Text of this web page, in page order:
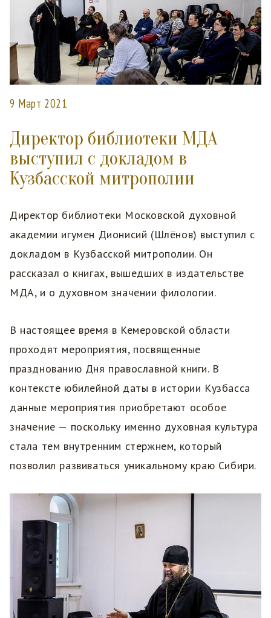
9 Март 2021
Директор библиотеки МДА
выступил с докладом в
Кузбасской митрополии
Директор библиотеки Московской духовной
академии игумен Дионисий (Шлëнов) выступил с
докладом в Кузбасской митрополии. Он
рассказал о книгах, вышедших в издательстве
МДА, и о духовном значении филологии.
В настоящее время в Кемеровской области
проходят мероприятия, посвященные
празднованию Дня православной книги. В
контексте юбилейной даты в истории Кузбасса
данные мероприятия приобретают особое
значение — поскольку именно духовная культура
стала тем внутренним стержнем, который
позволил развиваться уникальному краю Сибири.